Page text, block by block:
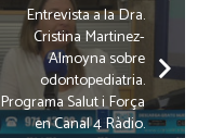
Entrevista a la Dra.
Cristina Martinez-
Almoyna sobre
odontopediatria.
Programa Salut i Força
en Canal 4 Ràdio.